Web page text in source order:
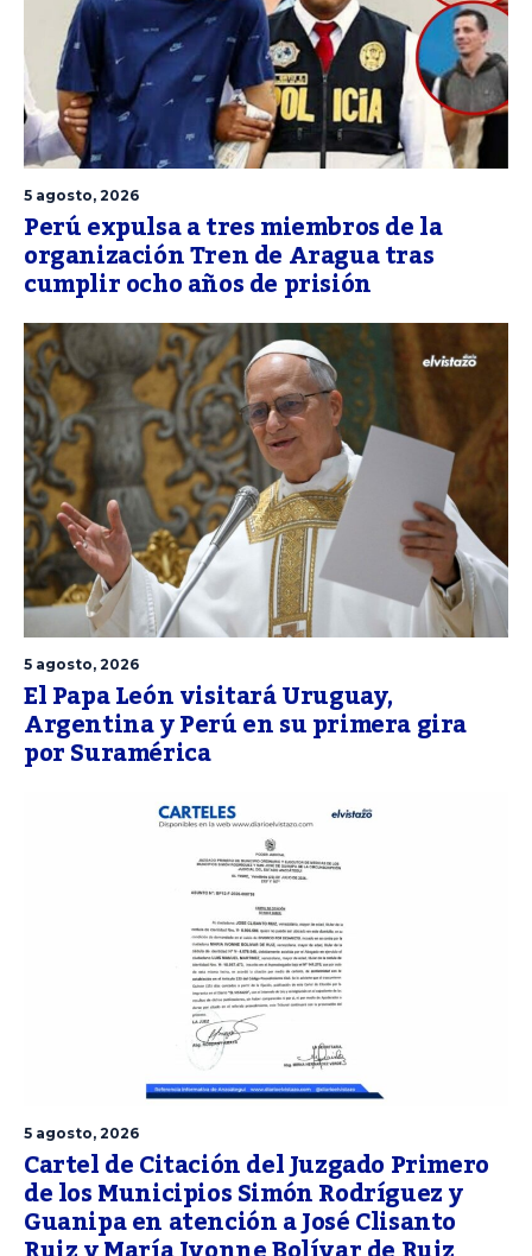
5 agosto, 2026
Perú expulsa a tres miembros de la
organización Tren de Aragua tras
cumplir ocho años de prisión
5 agosto, 2026
El Papa León visitará Uruguay,
Argentina y Perú en su primera gira
por Suramérica
5 agosto, 2026
Cartel de Citación del Juzgado Primero
de los Municipios Simón Rodríguez y
Guanipa en atención a José Clisanto